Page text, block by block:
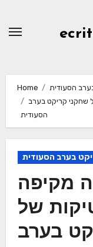
Home
הסעודית
שחקני קריקט בערב
הסעודית
בערב הסעודית
מקיפה
של
בערב